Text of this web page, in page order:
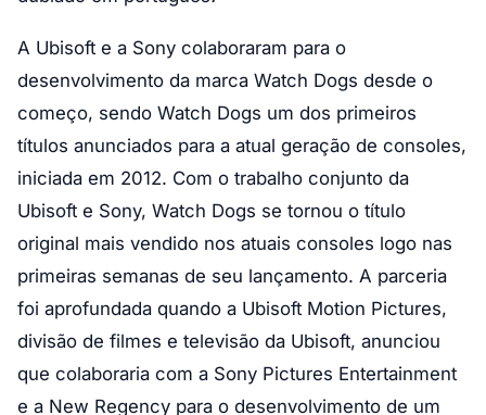
A Ubisoft e a Sony colaboraram para o
desenvolvimento da marca Watch Dogs desde o
começo, sendo Watch Dogs um dos primeiros
títulos anunciados para a atual geração de consoles,
iniciada em 2012. Com o trabalho conjunto da
Ubisoft e Sony, Watch Dogs se tornou o título
original mais vendido nos atuais consoles logo nas
primeiras semanas de seu lançamento. A parceria
foi aprofundada quando a Ubisoft Motion Pictures,
divisão de filmes e televisão da Ubisoft, anunciou
que colaboraria com a Sony Pictures Entertainment
e a New Regency para o desenvolvimento de um